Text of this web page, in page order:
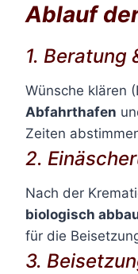
Ablauf
1. Beratung
Wünsche klären
Abfahrthafen
Zeiten
2.
Nach der
biologisch
für die
3.